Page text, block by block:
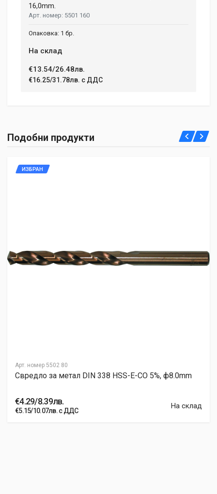
16,0mm.
5501 160
1 бр.
На склад
€13.54/26.48лв.
€16.25/31.78лв. с ДДС
Подобни продукти
Арт. номер 5502 80
ИЗБРАН
Свредло за метал DIN 338 HSS-E-CO 5%, ф8.0mm
€4.29/8.39лв.
€5.15/10.07лв. с ДДС
На склад